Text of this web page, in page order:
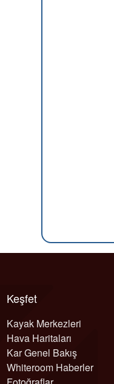
Keşfet
Kayak Merkezleri
Hava Haritaları
Kar Genel Bakış
Whiteroom Haberler